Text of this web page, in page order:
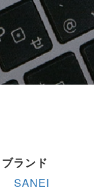
ブランド
SANEI